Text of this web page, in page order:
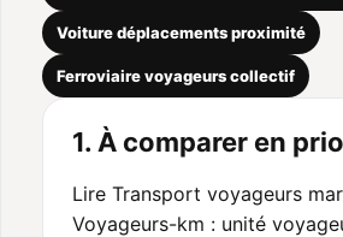
Voiture déplacements proximité
Ferroviaire voyageurs collectif
1. À comparer en
Lire Transport voyageurs
Voyageurs-km : unité